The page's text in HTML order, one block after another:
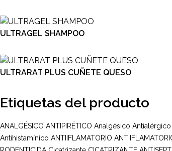
ULTRAGEL SHAMPOO
ULTRARAT PLUS CUÑETE QUESO
Etiquetas del producto
ANALGÉSICO ANTIPIRÉTICO Analgésico Antialérgico
Antihistamínico ANTIIFLAMATORIO